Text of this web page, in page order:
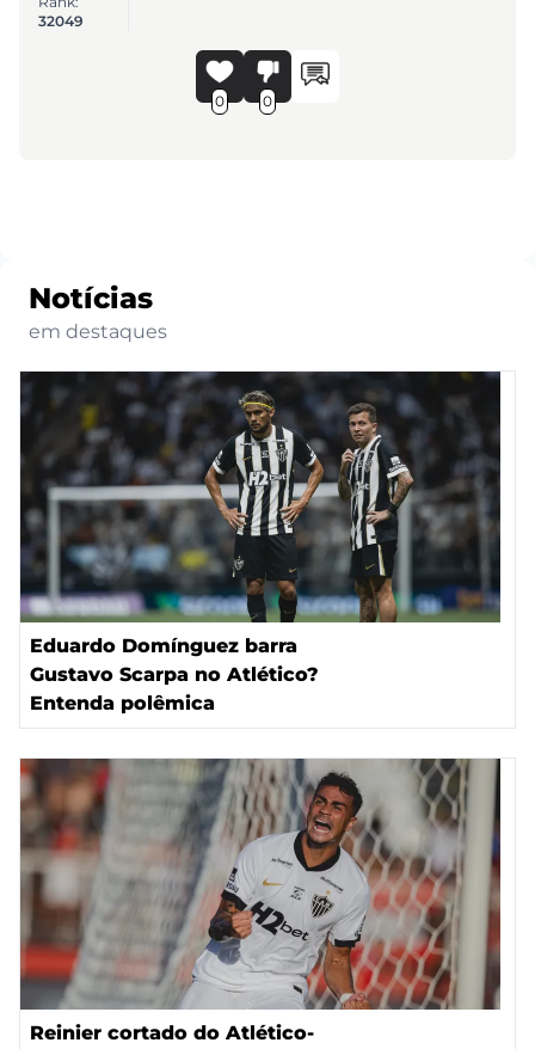
32049
0 0
Notícias
em destaques
Eduardo Domínguez barra
Gustavo Scarpa no Atlético?
Entenda polêmica
Reinier cortado do Atlético-